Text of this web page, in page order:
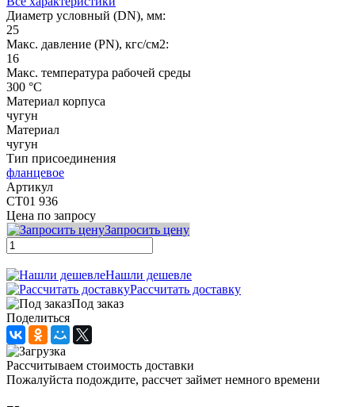
Диаметр условный (DN), мм:
25
Макс. давление (PN), кгс/см2:
16
Макс. температура рабочей среды
300 °C
Материал корпуса
чугун
Материал
чугун
Тип присоединения
фланцевое
Артикул
СТ01 936
Цена по запросу
Запросить цену
Нашли дешевле
Рассчитать доставку
Под заказ
Поделиться
Рассчитываем стоимость доставки
Пожалуйста подождите, рассчет займет немного времени